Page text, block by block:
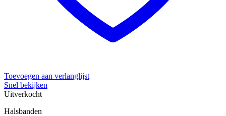
Toevoegen aan verlanglijst
Snel bekijken
Uitverkocht
Halsbanden